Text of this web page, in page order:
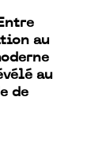
au
au
de